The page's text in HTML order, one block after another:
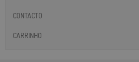
CONTACTO
CARRINHO